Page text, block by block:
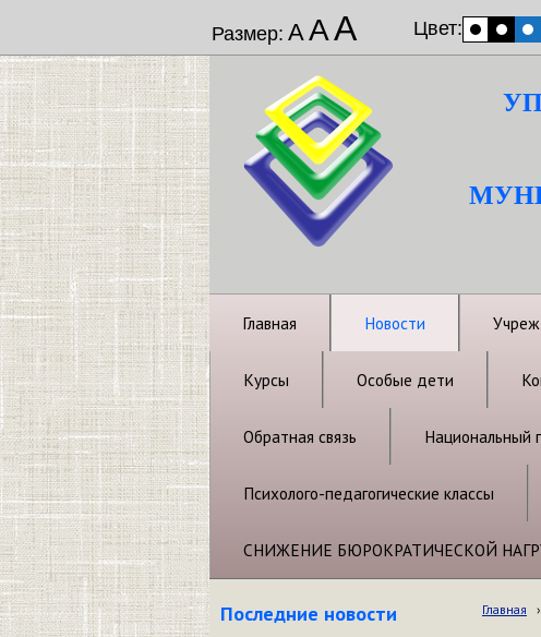
Размер: ААА Цвет:
Главная Новости
Курсы Особые дети
Обратная связь Национальный
Психолого-педагогические классы
СНИЖЕНИЕ БЮРОКРАТИЧЕСКОЙ
Последние новости Главная ›